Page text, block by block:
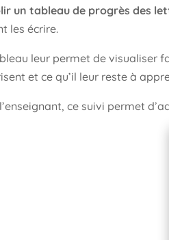
un tableau de progrès des
les écrire.
leur permet de visualiser
et ce qu’il leur reste à
ce suivi permet